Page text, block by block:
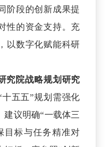
阶段的创新成果提
性的资金支持。充
以数字化赋能科研
究院战略规划研究
十五五”规划需强化
建议明确“一载体三
目标与任务精准对